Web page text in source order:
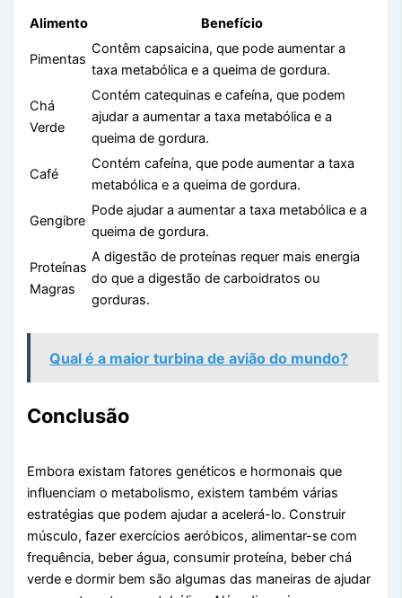
Alimento Benefício
Pimentas
Contêm capsaicina, que pode aumentar a
taxa metabólica e a queima de gordura.
Chá
Verde
Contém catequinas e cafeína, que podem
ajudar a aumentar a taxa metabólica e a
queima de gordura.
Café
Contém cafeína, que pode aumentar a taxa
metabólica e a queima de gordura.
Gengibre
Pode ajudar a aumentar a taxa metabólica e a
queima de gordura.
Proteínas
Magras
A digestão de proteínas requer mais energia
do que a digestão de carboidratos ou
gorduras.
Qual é a maior turbina de avião do mundo?
Conclusão
Embora existam fatores genéticos e hormonais que
influenciam o metabolismo, existem também várias
estratégias que podem ajudar a acelerá-lo. Construir
músculo, fazer exercícios aeróbicos, alimentar-se com
frequência, beber água, consumir proteína, beber chá
verde e dormir bem são algumas das maneiras de ajudar